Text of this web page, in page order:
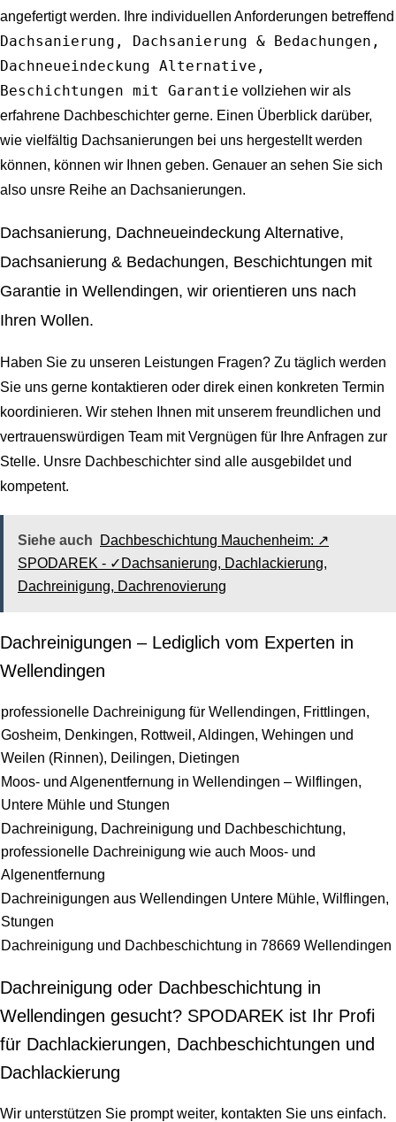
angefertigt werden. Ihre individuellen Anforderungen betreffend
Dachsanierung, Dachsanierung & Bedachungen,
Dachneueindeckung Alternative,
Beschichtungen mit Garantie vollziehen wir als
erfahrene Dachbeschichter gerne. Einen Überblick darüber,
wie vielfältig Dachsanierungen bei uns hergestellt werden
können, können wir Ihnen geben. Genauer an sehen Sie sich
also unsre Reihe an Dachsanierungen.
Dachsanierung, Dachneueindeckung Alternative,
Dachsanierung & Bedachungen, Beschichtungen mit
Garantie in Wellendingen, wir orientieren uns nach
Ihren Wollen.
Haben Sie zu unseren Leistungen Fragen? Zu täglich werden
Sie uns gerne kontaktieren oder direk einen konkreten Termin
koordinieren. Wir stehen Ihnen mit unserem freundlichen und
vertrauenswürdigen Team mit Vergnügen für Ihre Anfragen zur
Stelle. Unsre Dachbeschichter sind alle ausgebildet und
kompetent.
Siehe auch
Dachbeschichtung Mauchenheim: ↗️
SPODAREK - ✓Dachsanierung, Dachlackierung,
Dachreinigung, Dachrenovierung
Dachreinigungen – Lediglich vom Experten in
Wellendingen
professionelle Dachreinigung für Wellendingen, Frittlingen,
Gosheim, Denkingen, Rottweil, Aldingen, Wehingen und
Weilen (Rinnen), Deilingen, Dietingen
Moos- und Algenentfernung in Wellendingen – Wilflingen,
Untere Mühle und Stungen
Dachreinigung, Dachreinigung und Dachbeschichtung,
professionelle Dachreinigung wie auch Moos- und
Algenentfernung
Dachreinigungen aus Wellendingen Untere Mühle, Wilflingen,
Stungen
Dachreinigung und Dachbeschichtung in 78669 Wellendingen
Dachreinigung oder Dachbeschichtung in
Wellendingen gesucht? SPODAREK ist Ihr Profi
für Dachlackierungen, Dachbeschichtungen und
Dachlackierung
Wir unterstützen Sie prompt weiter, kontakten Sie uns einfach.